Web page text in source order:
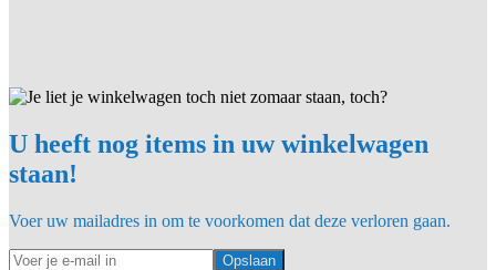
U heeft nog items in uw winkelwagen
staan!
Voer uw mailadres in om te voorkomen dat deze verloren gaan.
Opslaan